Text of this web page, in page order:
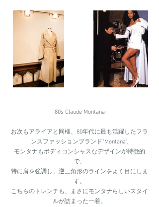
-80s Claude Montana-
お次もアライアと同様、80年代に最も活躍したフラ
ンスファッションブランド"Montana".
モンタナもボディコンシャスなデザインが特徴的
で、
特に肩を強調し、逆三角形のラインをよく目にしま
す。
こちらのトレンチも、まさにモンタナらしいスタイ
ルが詰まった一着。